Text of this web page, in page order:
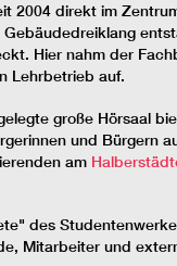
2004 direkt im
Hier nahm der
Lehrbetrieb auf.
große Hörsaal
und Bürgern
am
des
Mitarbeiter und